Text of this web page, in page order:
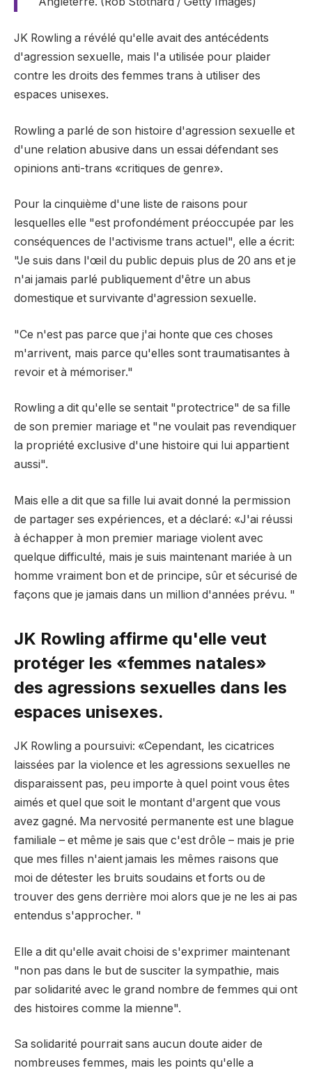
JK Rowling a révélé qu'elle avait des antécédents
d'agression sexuelle, mais l'a utilisée pour plaider
contre les droits des femmes trans à utiliser des
espaces unisexes.
Rowling a parlé de son histoire d'agression sexuelle et
d'une relation abusive dans un essai défendant ses
opinions anti-trans «critiques de genre».
Pour la cinquième d'une liste de raisons pour
lesquelles elle "est profondément préoccupée par les
conséquences de l'activisme trans actuel", elle a écrit:
"Je suis dans l'œil du public depuis plus de 20 ans et je
n'ai jamais parlé publiquement d'être un abus
domestique et survivante d'agression sexuelle.
"Ce n'est pas parce que j'ai honte que ces choses
m'arrivent, mais parce qu'elles sont traumatisantes à
revoir et à mémoriser."
Rowling a dit qu'elle se sentait "protectrice" de sa fille
de son premier mariage et "ne voulait pas revendiquer
la propriété exclusive d'une histoire qui lui appartient
aussi".
Mais elle a dit que sa fille lui avait donné la permission
de partager ses expériences, et a déclaré: «J'ai réussi
à échapper à mon premier mariage violent avec
quelque difficulté, mais je suis maintenant mariée à un
homme vraiment bon et de principe, sûr et sécurisé de
façons que je jamais dans un million d'années prévu. "
JK Rowling affirme qu'elle veut
protéger les «femmes natales»
des agressions sexuelles dans les
espaces unisexes.
JK Rowling a poursuivi: «Cependant, les cicatrices
laissées par la violence et les agressions sexuelles ne
disparaissent pas, peu importe à quel point vous êtes
aimés et quel que soit le montant d'argent que vous
avez gagné. Ma nervosité permanente est une blague
familiale – et même je sais que c'est drôle – mais je prie
que mes filles n'aient jamais les mêmes raisons que
moi de détester les bruits soudains et forts ou de
trouver des gens derrière moi alors que je ne les ai pas
entendus s'approcher. "
Elle a dit qu'elle avait choisi de s'exprimer maintenant
"non pas dans le but de susciter la sympathie, mais
par solidarité avec le grand nombre de femmes qui ont
des histoires comme la mienne".
Sa solidarité pourrait sans aucun doute aider de
nombreuses femmes, mais les points qu'elle a